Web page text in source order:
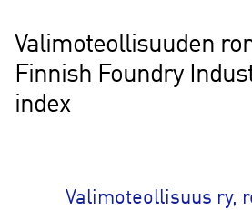
Valimoteollisuuden
Finnish Foundry
index
Valimoteollisuus ry,